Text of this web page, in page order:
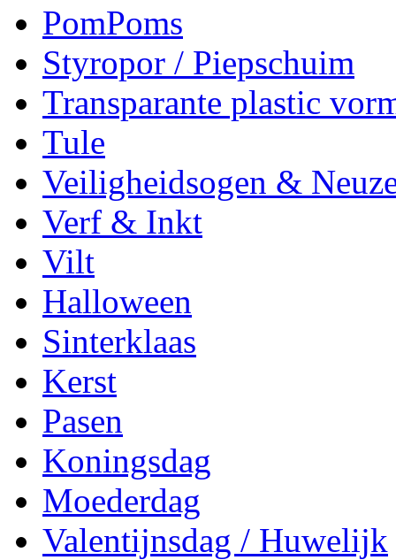
PomPoms
Styropor / Piepschuim
Transparante plastic
Tule
Veiligheidsogen &
Verf & Inkt
Vilt
Halloween
Sinterklaas
Kerst
Pasen
Koningsdag
Moederdag
Valentijnsdag / Huwelijk